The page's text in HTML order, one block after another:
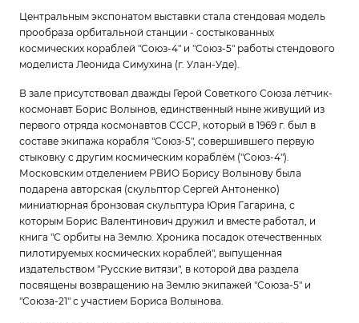
Центральным экспонатом выставки стала стендовая модель
прообраза орбитальной станции - состыкованных
космических кораблей "Союз-4" и "Союз-5" работы стендового
моделиста Леонида Симухина (г. Улан-Уде).
В зале присутствовал дважды Герой Советкого Союза лётчик-
космонавт Борис Волынов, единственный ныне живущий из
первого отряда космонавтов СССР, который в 1969 г. был в
составе экипажа корабля "Союз-5", совершившего первую
стыковку с другим космическим кораблём ("Союз-4").
Московским отделением РВИО Борису Волынову была
подарена авторская (скульптор Сергей Антоненко)
миниатюрная бронзовая скульптура Юрия Гагарина, с
которым Борис Валентинович дружил и вместе работал, и
книга "С орбиты на Землю. Хроника посадок отечественных
пилотируемых космических кораблей", выпущенная
издательством "Русские витязи", в которой два раздела
посвящены возвращению на Землю экипажей "Союза-5" и
"Союза-21" с участием Бориса Волынова.